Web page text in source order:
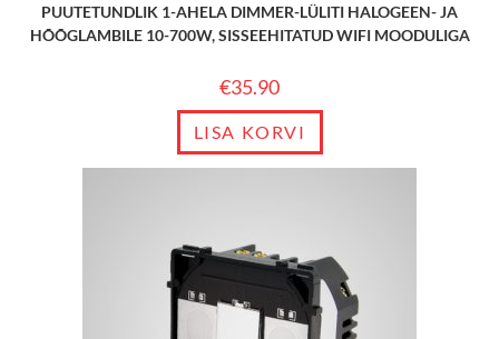
PUUTETUNDLIK 1-AHELA DIMMER-LÜLITI HALOGEEN- JA
HÕÕGLAMBILE 10-700W, SISSEEHITATUD WIFI MOODULIGA
€35.90
LISA KORVI